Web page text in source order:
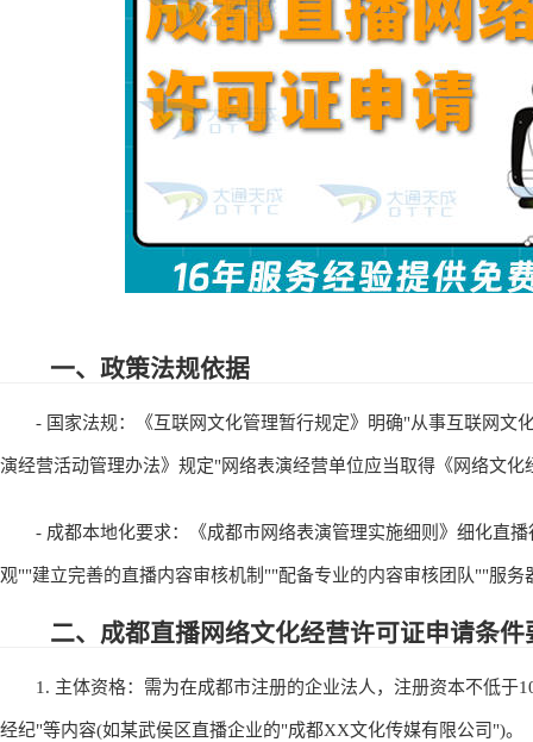
一、政策法规依据
- 国家法规：《互联网文化管理暂行规定》明确"从事互联网文
演经营活动管理办法》规定"网络表演经营单位应当取得《网络文化
- 成都本地化要求：《成都市网络表演管理实施细则》细化直
观""建立完善的直播内容审核机制""配备专业的内容审核团队""服务
二、成都直播网络文化经营许可证申请条件
1. 主体资格：需为在成都市注册的企业法人，注册资本不低于
经纪"等内容(如某武侯区直播企业的"成都XX文化传媒有限公司")。